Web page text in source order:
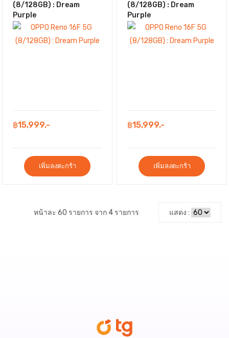
(8/128GB) : Dream
Purple
฿15,999.-
เพิ่มลงตะกร้า
(8/128GB) : Dream
Purple
฿15,999.-
เพิ่มลงตะกร้า
หน้าละ 60 รายการ จาก 4 รายการ แสดง :